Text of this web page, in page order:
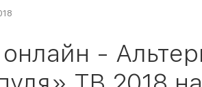
-